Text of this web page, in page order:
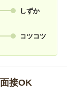
しずか
コツコツ
接OK